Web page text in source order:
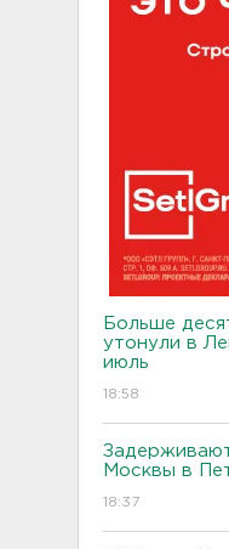
Больше
утонули в
июль
18:58
Москвы в
18:37